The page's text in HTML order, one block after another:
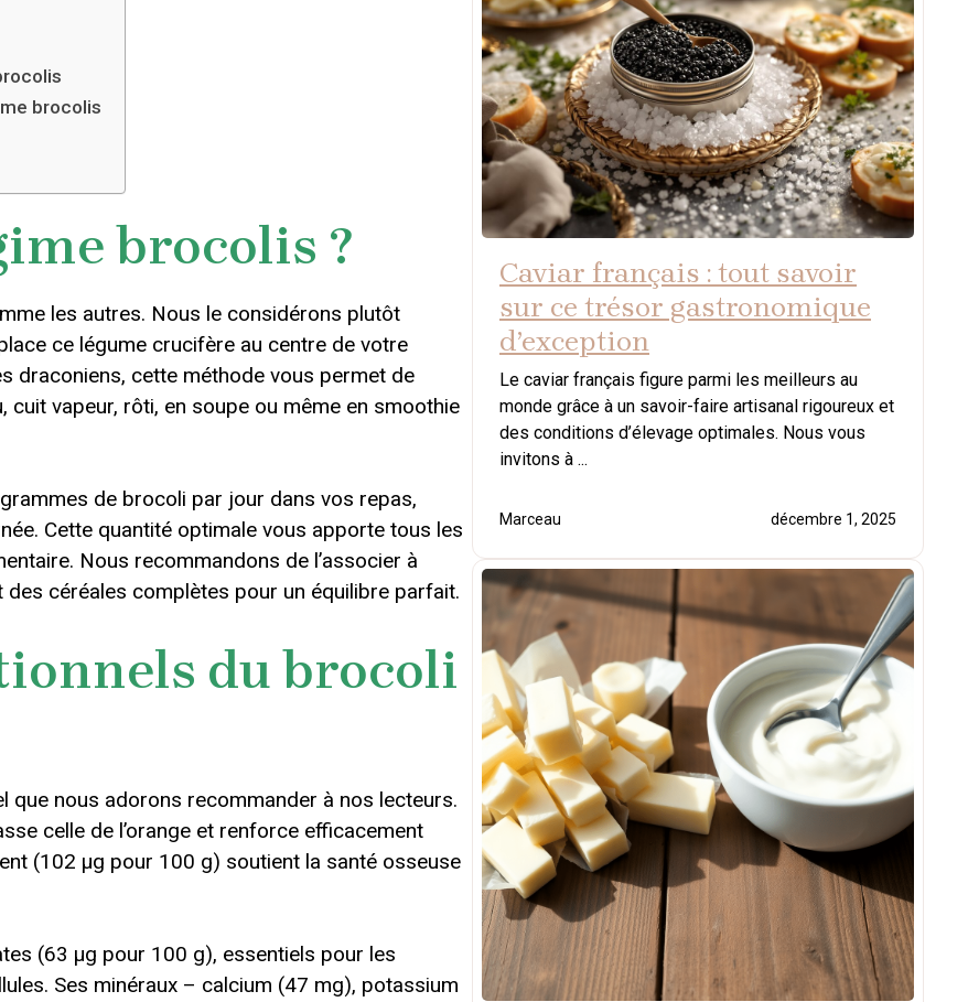
brocolis
brocolis ?
les autres. Nous le considérons plutôt
ce légume crucifère au centre de votre
draconiens, cette méthode vous permet de
vapeur, rôti, en soupe ou même en smoothie
de brocoli par jour dans vos repas,
Cette quantité optimale vous apporte tous les
Nous recommandons de l’associer à
céréales complètes pour un équilibre parfait.
du brocoli
nous adorons recommander à nos lecteurs.
celle de l’orange et renforce efficacement
(102 µg pour 100 g) soutient la santé osseuse
(63 µg pour 100 g), essentiels pour les
Ses minéraux – calcium (47 mg), potassium
Caviar français : tout savoir
sur ce trésor gastronomique
d’exception
Le caviar français figure parmi les meilleurs au
monde grâce à un savoir-faire artisanal rigoureux et
des conditions d’élevage optimales. Nous vous
invitons à ...
Marceau décembre 1, 2025